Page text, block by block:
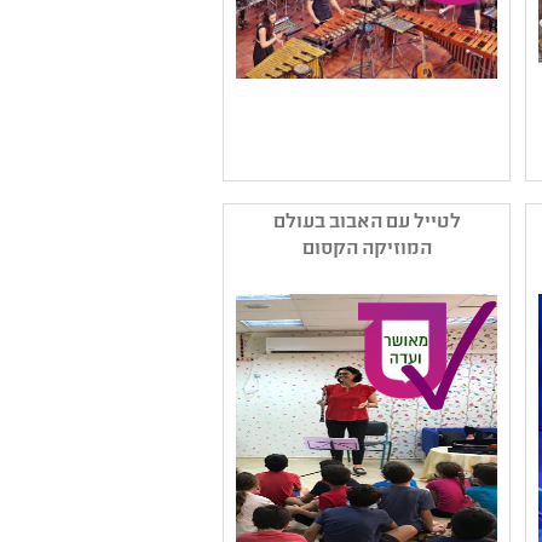
טרמולו לכלי הקשה
קטגוריה: מוזיקה מהעולם
,כלים וצלילים
נושאים: תרבות
לטייל עם האבוב בעולם
המוזיקה הקסום